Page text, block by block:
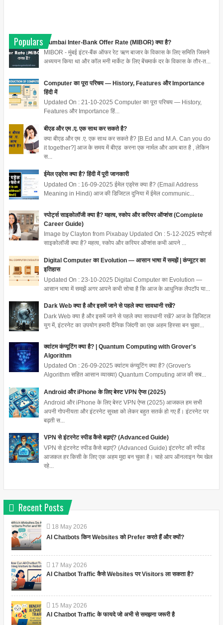
Populars
Mumbai Inter-Bank Offer Rate (MIBOR) क्या है?
MIBOR - मुंबई इंटर-बैंक ऑफर रेट ऋण बाजार के विकास के लिए समिति जिसने
अध्ययन किया था और कॉल मनी मार्केट के लिए बेंचमार्क दर के विकास के तौर-त...
Computer का पूरा परिचय — History, Features और Importance
हिंदी में
Updated On : 21-10-2025 Computer का पूरा परिचय — History,
Features और Importance हिं...
बीएड और एम .ए. एक साथ कर सकते है?
क्या बीएड और एम .ए. एक साथ कर सकते है? [B.Ed and M.A. Can you do
it together?] आज के समय में बीएड करना एक नार्मल और आम बात है , लेकिन
स...
ईमेल एड्रेस क्या है? हिंदी में पूरी जानकारी
Updated On : 16-09-2025 ईमेल एड्रेस क्या है? (Email Address
Meaning in Hindi) आज की डिजिटल दुनिया में ईमेल communic...
स्पोर्ट्स साइकोलॉजी क्या है? महत्व, स्कोप और करियर ऑप्शंस (Complete
Career Guide)
Image by Clayton from Pixabay Updated On : 5-12-2025 स्पोर्ट्स
साइकोलॉजी क्या है? महत्व, स्कोप और करियर ऑप्शंस कभी आपने ...
Digital Computer का Evolution — आसान भाषा में समझें | कंप्यूटर का
इतिहास
Updated On : 23-10-2025 Digital Computer का Evolution —
आसान भाषा में समझें अगर आपने कभी सोचा है कि आज के आधुनिक लैपटॉप या...
Dark Web क्या है और इसमें जाने से पहले क्या सावधानी रखें?
Dark Web क्या है और इसमें जाने से पहले क्या सावधानी रखें? आज के डिजिटल
युग में, इंटरनेट का उपयोग हमारी दैनिक जिंदगी का एक अहम हिस्सा बन चुका...
क्वांटम कंप्यूटिंग क्या है? | Quantum Computing with Grover's
Algorithm
Updated On : 26-09-2025 क्वांटम कंप्यूटिंग क्या है? (Grover's
Algorithm सहित आसान व्याख्या) Quantum Computing आज की सब...
Android और iPhone के लिए बेस्ट VPN ऐप्स (2025)
Android और iPhone के लिए बेस्ट VPN ऐप्स (2025) आजकल हम सभी
अपनी गोपनीयता और इंटरनेट सुरक्षा को लेकर बहुत सतर्क हो गए हैं। इंटरनेट पर
बढ़ती स...
VPN से इंटरनेट स्पीड कैसे बढ़ाएं? (Advanced Guide)
VPN से इंटरनेट स्पीड कैसे बढ़ाएं? (Advanced Guide) इंटरनेट की स्पीड
आजकल हर किसी के लिए एक अहम मुद्दा बन चुका है। चाहे आप ऑनलाइन गेम खेल
रहे...
Recent Posts
18 May 2026
AI Chatbots किन Websites को Prefer करते हैं और क्यों?
17 May 2026
AI Chatbot Traffic कैसे Websites पर Visitors ला सकता है?
15 May 2026
AI Chatbot Traffic के फायदे जो अभी से समझना जरूरी है